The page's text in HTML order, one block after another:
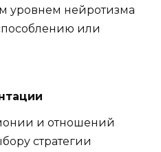
уровнем нейротизма
или
и отношений
стратегии